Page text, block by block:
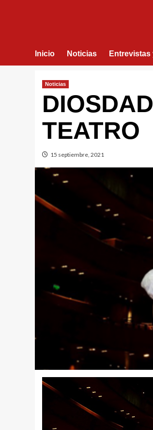
Inicio Noticias
Noticias
TEATRO
15 septiembre, 2021